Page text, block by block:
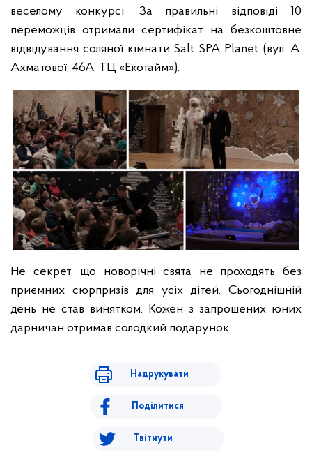
веселому конкурсі. За правильні відповіді 10
переможців отримали сертифікат на безкоштовне
відвідування соляної кімнати Salt SPA Planet (вул. А.
Ахматової, 46А, ТЦ «Екотайм»).
Не секрет, що новорічні свята не проходять без
приємних сюрпризів для усіх дітей. Сьогоднішній
день не став винятком. Кожен з запрошених юних
дарничан отримав солодкий подарунок.
Надрукувати
Поділитися
Твітнути